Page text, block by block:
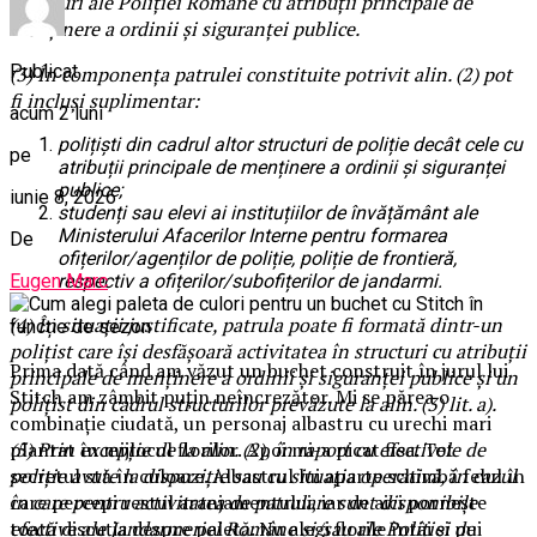
menținere a ordinii și siguranței publice.
(3)În componența patrulei constituite potrivitalin. (2)pot
fi incluși suplimentar:
polițiști din cadrul altor structuri de poliție decât cele cu
atribuții principale de menținere a ordinii și siguranței
publice;
studenți sau elevi ai instituțiilor de învățământ ale
Ministerului Afacerilor Interne pentru formarea
ofițerilor/agenților de poliție, poliție de frontieră,
respectiv a ofițerilor/subofițerilor de jandarmi.
(4)În situații justificate, patrula poate fi formată dintr-un
polițist care își desfășoară activitatea în structuri cu atribuții
principale de menținere a ordinii și siguranței publice și un
polițist din cadrul structurilor prevăzute laalin. (3) lit. a).
(5)Prin excepție de laalin. (2), în raport cu efectivele de
poliție avute la dispoziție sau cu situația operativă, în cazul
în care pentru activitatea de patrulare sunt disponibile
efective ale Jandarmeriei Române și/sau ale Poliției de
Publicat
acum 2 luni
pe
iunie 8, 2026
De
Eugen Marc
Prima dată când am văzut un buchet construit în jurul lui
Stitch am zâmbit puțin neîncrezător. Mi se părea o
combinație ciudată, un personaj albastru cu urechi mari
plantat în mijlocul florilor. Apoi mi-a picat fisa. Tot
secretul stă în culoare. Albastrul lui aparte schimbă felul în
care percepi restul aranjamentului, iar de aici pornește
toată discuția despre paletă. Nu alegi florile întâi și pui